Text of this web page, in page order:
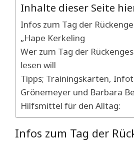
Inhalte dieser Seite
Infos zum Tag der
„Hape Kerkeling
Wer zum Tag der
lesen will
Tipps; Trainingskarten,
Grönemeyer und Barbara
Hilfsmittel für den Alltag:
Infos zum Tag der